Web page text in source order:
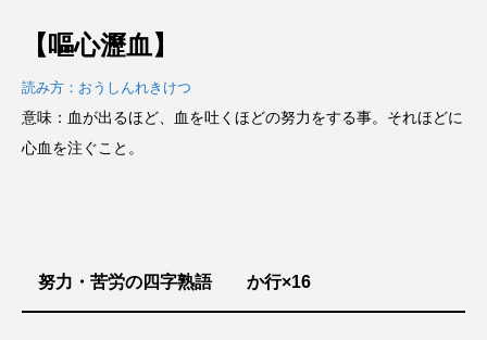
【嘔心瀝血】
読み方：おうしんれきけつ
意味：血が出るほど、血を吐くほどの努力をする事。それほどに
心血を注ぐこと。
努力・苦労の四字熟語 か行×16